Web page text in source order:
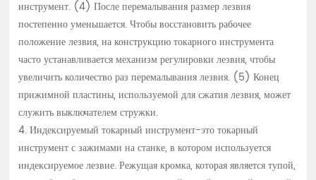
инструмент. (4) После перемалывания размер лезвия
постепенно уменьшается. Чтобы восстановить рабочее
положение лезвия, на конструкцию токарного инструмента
часто устанавливается механизм регулировки лезвия, чтобы
увеличить количество раз перемалывания лезвия. (5) Конец
прижимной пластины, используемой для сжатия лезвия, может
служить выключателем стружки.
4. Индексируемый токарный инструмент-это токарный
инструмент с зажимами на станке, в котором используется
индексируемое лезвие. Режущая кромка, которая является тупой,